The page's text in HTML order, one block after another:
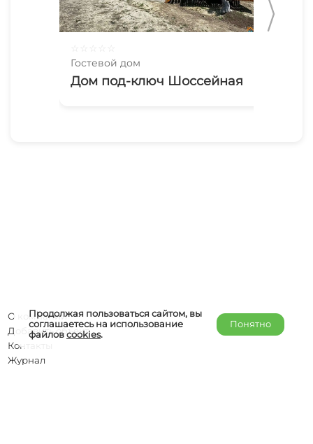
Гостевой дом
Дом под-ключ Шоссейная
Продолжая пользоваться сайтом, вы
соглашаетесь на использование
файловcookies.
Понятно
О компании
Добавить объект
Контакты
Журнал